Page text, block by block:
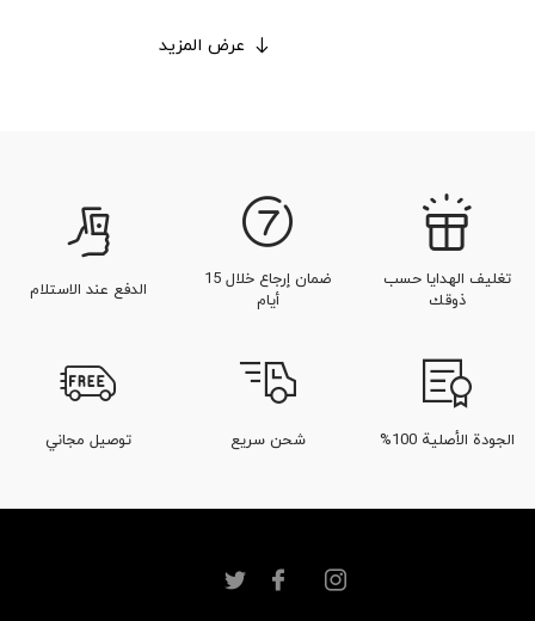
عرض المزيد
تغليف الهدايا حسب
ذوقك
ضمان إرجاع خلال 15
أيام
الدفع عند الاستلام
الجودة الأصلية 100% شحن سريع توصيل مجاني